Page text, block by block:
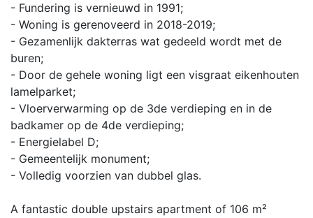
- Fundering is vernieuwd in 1991;
- Woning is gerenoveerd in 2018-2019;
- Gezamenlijk dakterras wat gedeeld wordt met de
buren;
- Door de gehele woning ligt een visgraat eikenhouten
lamelparket;
- Vloerverwarming op de 3de verdieping en in de
badkamer op de 4de verdieping;
- Energielabel D;
- Gemeentelijk monument;
- Volledig voorzien van dubbel glas.
A fantastic double upstairs apartment of 106 m²